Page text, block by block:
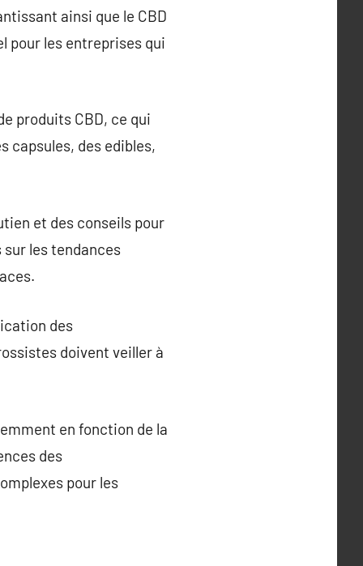
ainsi que le CBD
pour les entreprises qui
produits CBD, ce qui
capsules, des edibles,
et des conseils pour
les tendances
des
doivent veiller à
en fonction de la
des
pour les